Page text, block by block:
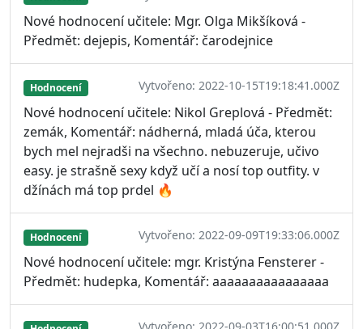
Nové hodnocení učitele: Mgr. Olga Mikšíková -
Předmět: dejepis, Komentář: čarodejnice
Hodnocení Vytvořeno: 2022-10-15T19:18:41.000Z
Nové hodnocení učitele: Nikol Greplová - Předmět:
zemák, Komentář: nádherná, mladá úča, kterou
bych mel nejradši na všechno. nebuzeruje, učivo
easy. je strašně sexy když učí a nosí top outfity. v
džínách má top prdel 🔥
Hodnocení Vytvořeno: 2022-09-09T19:33:06.000Z
Nové hodnocení učitele: mgr. Kristýna Fensterer -
Předmět: hudepka, Komentář: aaaaaaaaaaaaaaaa